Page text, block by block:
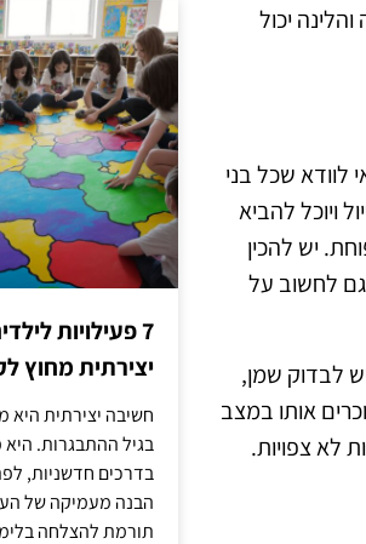
יכול
שכל בני
ויוכל להביא
יש להכין
לחשוב על
לבדוק שמן,
אותו במצב
לא צפויות.
7 פעילויות
יצירתית מחוץ
חשיבה יצירתית היא
בגיל ההתבגרות.
בדרכים חדשניות,
הבנה מעמיקה של
תורמת להצלחה